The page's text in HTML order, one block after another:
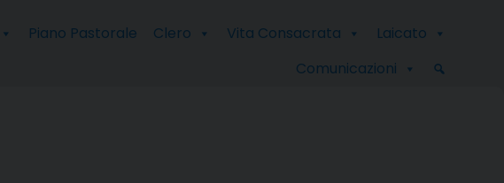
Piano Pastorale Clero Vita Consacrata
Laicato
Comunicazioni